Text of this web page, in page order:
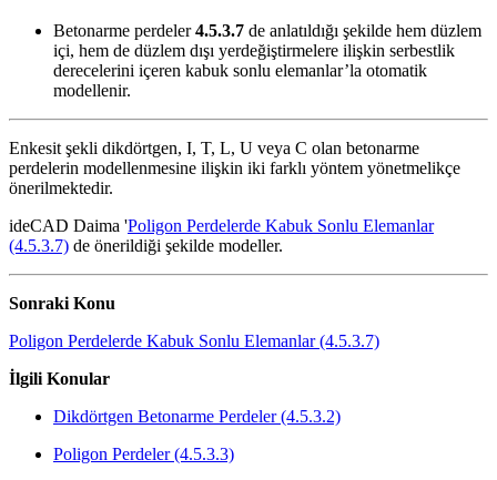
Betonarme perdeler4.5.3.7 de anlatıldığı şekilde hem düzlem
içi, hem de düzlem dışı yerdeğiştirmelere ilişkin serbestlik
derecelerini içeren kabuk sonlu elemanlar’la otomatik
modellenir.
Enkesit şekli dikdörtgen, I, T, L, U veya C olan betonarme
perdelerin modellenmesine ilişkin iki farklı yöntem yönetmelikçe
önerilmektedir.
ideCAD Daima 'Poligon Perdelerde Kabuk Sonlu Elemanlar
(4.5.3.7) de önerildiği şekilde modeller.
Sonraki Konu
Poligon Perdelerde Kabuk Sonlu Elemanlar (4.5.3.7)
İlgili Konular
Dikdörtgen Betonarme Perdeler (4.5.3.2)
Poligon Perdeler (4.5.3.3)